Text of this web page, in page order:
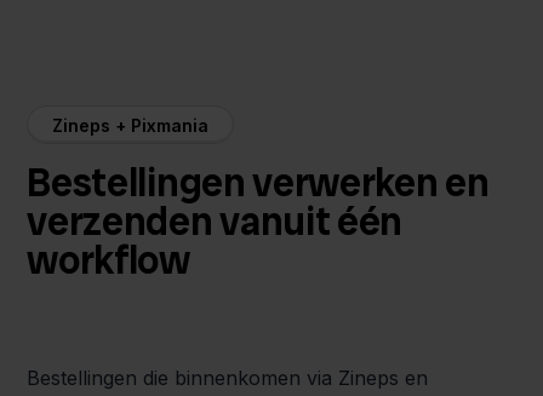
Zineps + Pixmania
Bestellingen verwerken en
verzenden vanuit één
workflow
Bestellingen die binnenkomen via Zineps en